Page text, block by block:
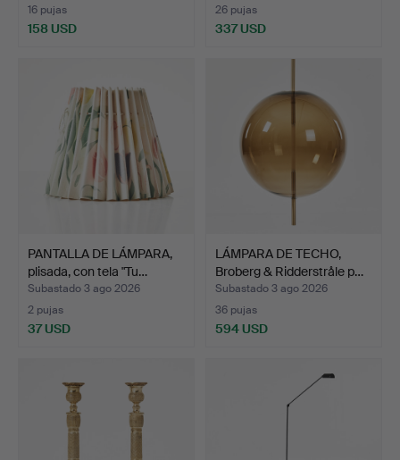
16 pujas
158 USD
26 pujas
337 USD
PANTALLA DE LÁMPARA,
plisada, con tela "Tu…
Subastado 3 ago 2026
2 pujas
37 USD
LÁMPARA DE TECHO,
Broberg & Ridderstråle p…
Subastado 3 ago 2026
36 pujas
594 USD